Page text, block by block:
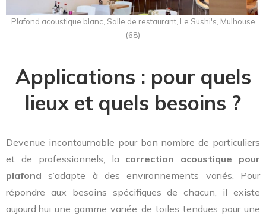
Plafond acoustique blanc, Salle de restaurant, Le Sushi's, Mulhouse
(68)
Applications : pour quels
lieux et quels besoins ?
Devenue incontournable pour bon nombre de particuliers
et de professionnels, la correction acoustique pour
plafond s’adapte à des environnements variés. Pour
répondre aux besoins spécifiques de chacun, il existe
aujourd’hui une gamme variée de toiles tendues pour une